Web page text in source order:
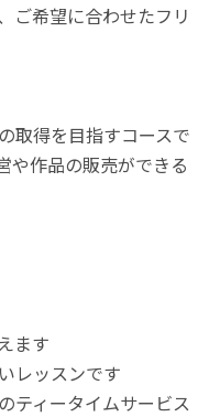
ご希望に合わせたフリ
取得を目指すコースで
や作品の販売ができる
ます
レッスンです
ティータイムサービス